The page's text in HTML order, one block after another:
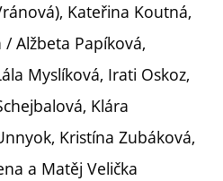
Kateřina Koutná,
Alžbeta Papíková,
Myslíková, Irati Oskoz,
Klára
Kristína Zubáková,
a Matěj Velička